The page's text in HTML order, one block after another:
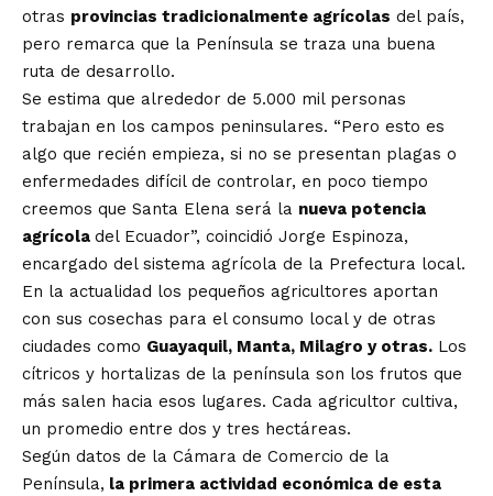
otras provincias tradicionalmente agrícolas del país,
pero remarca que la Península se traza una buena
ruta de desarrollo.
Se estima que alrededor de 5.000 mil personas
trabajan en los campos peninsulares. “Pero esto es
algo que recién empieza, si no se presentan plagas o
enfermedades difícil de controlar, en poco tiempo
creemos que Santa Elena será la nueva potencia
agrícola del Ecuador”, coincidió Jorge Espinoza,
encargado del sistema agrícola de la Prefectura local.
En la actualidad los pequeños agricultores aportan
con sus cosechas para el consumo local y de otras
ciudades como Guayaquil, Manta, Milagro y otras. Los
cítricos y hortalizas de la península son los frutos que
más salen hacia esos lugares. Cada agricultor cultiva,
un promedio entre dos y tres hectáreas.
Según datos de la Cámara de Comercio de la
Península, la primera actividad económica de esta